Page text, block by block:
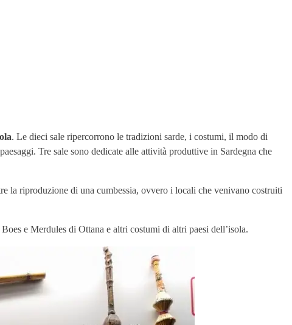
. Le dieci sale ripercorrono le tradizioni sarde, i costumi, il modo di
Tre sale sono dedicate alle attività produttive in Sardegna che
la riproduzione di una cumbessia, ovvero i locali che venivano costruiti
e Merdules di Ottana e altri costumi di altri paesi dell’isola.